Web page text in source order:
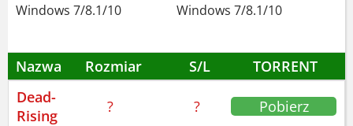
Windows 7/8.1/10
Windows 7/8.1/10
Nazwa Rozmiar S/L
TORRENT
Dead-
Rising
? ? Pobierz